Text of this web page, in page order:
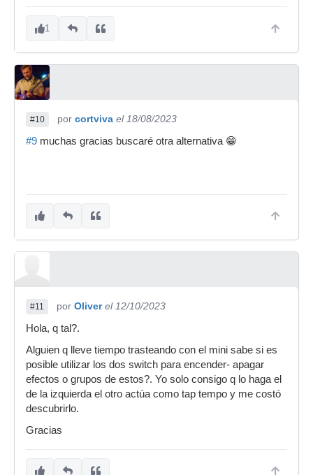
1
#10 por cortviva el 18/08/2023
#9 muchas gracias buscaré otra alternativa 😁
#11 por Oliver el 12/10/2023
Hola, q tal?.
Alguien q lleve tiempo trasteando con el mini sabe si es
posible utilizar los dos switch para encender- apagar
efectos o grupos de estos?. Yo solo consigo q lo haga el
de la izquierda el otro actúa como tap tempo y me costó
descubrirlo.
Gracias